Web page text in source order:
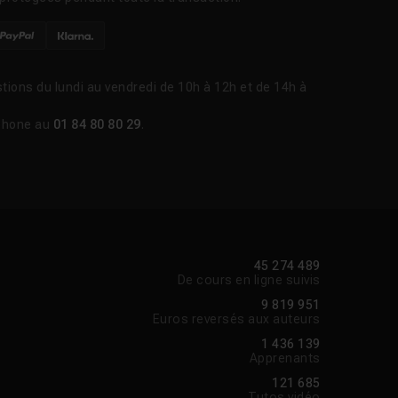
du lundi au vendredi de 10h à 12h et de 14h à
au 01 84 80 80 29.
45 274 489
De cours en ligne suivis
9 819 951
Euros reversés aux auteurs
1 436 139
Apprenants
121 685